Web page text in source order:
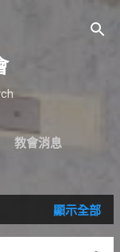
教會消息
顯示全部